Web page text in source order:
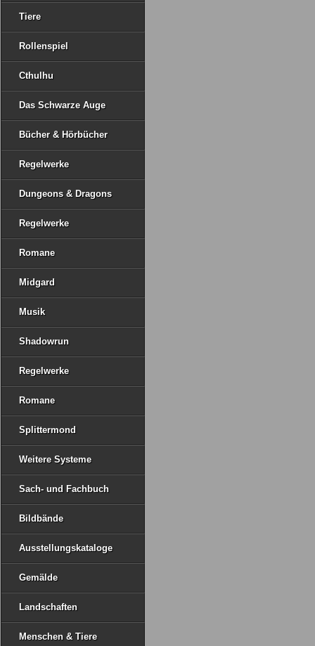
Tiere
Rollenspiel
Cthulhu
Das Schwarze Auge
Bücher & Hörbücher
Regelwerke
Dungeons & Dragons
Regelwerke
Romane
Midgard
Musik
Shadowrun
Regelwerke
Romane
Splittermond
Weitere Systeme
Sach- und Fachbuch
Bildbände
Ausstellungskataloge
Gemälde
Landschaften
Menschen & Tiere